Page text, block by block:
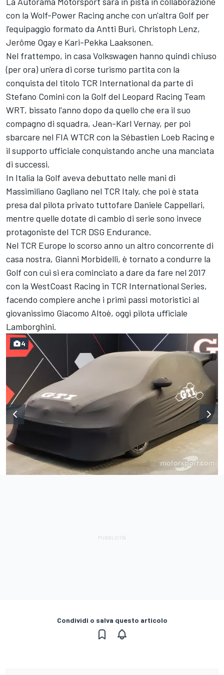
con la Wolf-Power Racing anche con un'altra Golf per
l'equipaggio formato da Antti Buri, Christoph Lenz,
Jerôme Ogay e Kari-Pekka Laaksonen.
Nel frattempo, in casa Volkswagen hanno quindi chiuso
(per ora) un'era di corse turismo partita con la
conquista del titolo TCR International da parte di
Stefano Comini con la Golf del Leopard Racing Team
WRT, bissato l'anno dopo da quello che era il suo
compagno di squadra, Jean-Karl Vernay, per poi
sbarcare nel FIA WTCR con la Sébastien Loeb Racing e
il supporto ufficiale conquistando anche una manciata
di successi.
In Italia la Golf aveva debuttato nelle mani di
Massimiliano Gagliano nel TCR Italy, che poi è stata
presa dal pilota privato tuttofare Daniele Cappellari,
mentre quelle dotate di cambio di serie sono invece
protagoniste del TCR DSG Endurance.
Nel TCR Europe lo scorso anno un altro concorrente di
casa nostra, Gianni Morbidelli, è tornato a condurre la
Golf con cui si era cominciato a dare da fare nel 2017
con la WestCoast Racing in TCR International Series,
facendo compiere anche i primi passi motoristici al
giovanissimo Giacomo Altoè, oggi pilota ufficiale
Lamborghini.
4
Condividi o salva questo articolo